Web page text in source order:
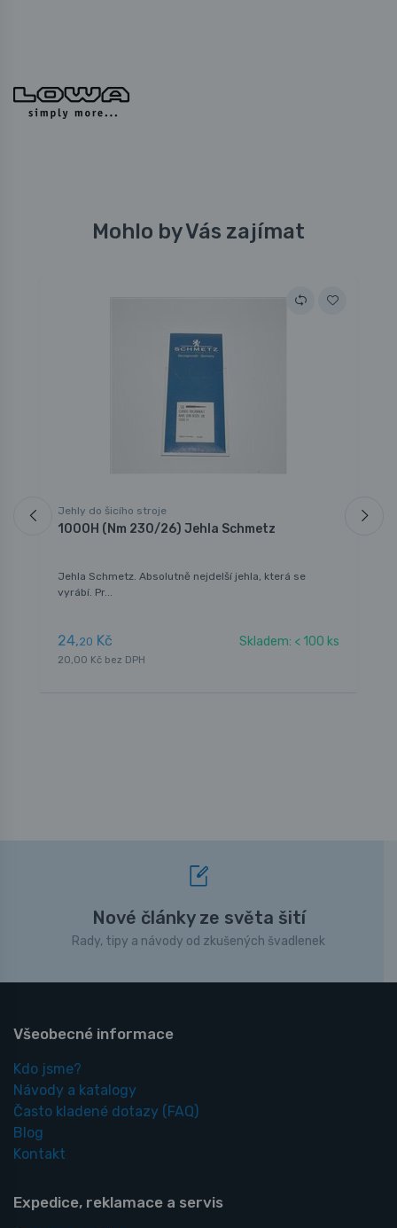
Mohlo by Vás zajímat
Jehly do šicího stroje
1000H (Nm 230/26) Jehla Schmetz
Jehla Schmetz. Absolutně nejdelší jehla, která se
vyrábí. Pr...
24,20 Kč Skladem: < 100 ks
20,00 Kč bez DPH
Nové články ze světa šití
Rady, tipy a návody od zkušených švadlenek
Všeobecné informace
Kdo jsme?
Návody a katalogy
Často kladené dotazy (FAQ)
Blog
Kontakt
Expedice, reklamace a servis